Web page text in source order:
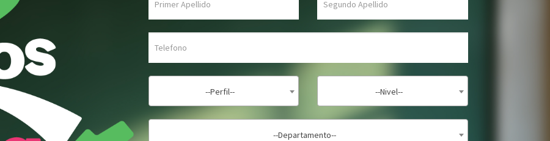
--Perfil-- --Nivel--
--Departamento--